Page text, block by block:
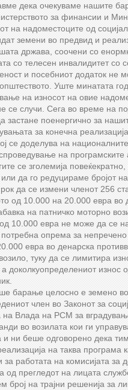
дека очекуваме нашите
за финансии и
на надоместоците од
земени во предвид и
држава, соочени со
со телесен инвалидитет
и посебниот додаток не
Уште минатата
на износот на овие
се случи. Сега во време на
застане поенергично за
за конечна
се доделува на
на програмските
се зголемија
да го редуцираме бројот
да се измени членот 256
од 10.000 на 20.000 евра во
на патничко моторно
10.000 евра не може да се
потребна опрема за
евра во денарска
туку да се лимитира
доколкуопределениот износ
барање целосно е земено
член во Законот за
Влада на РСМ за
во возилата кои ги
ни беше одговорено дека
на таква програма
за работата на комисијата
прегледот на лицата
број на трајни решенија за